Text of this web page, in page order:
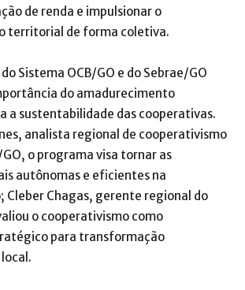
de renda e impulsionar o
territorial de forma coletiva.
Sistema OCB/GO e do Sebrae/GO
do amadurecimento
a sustentabilidade das cooperativas.
analista regional de cooperativismo
o programa visa tornar as
autônomas e eficientes na
Cleber Chagas, gerente regional do
o cooperativismo como
para transformação